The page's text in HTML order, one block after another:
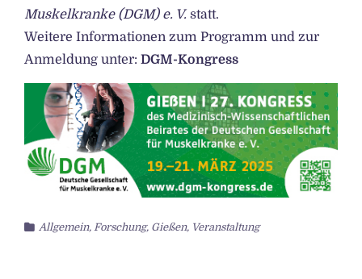
Muskelkranke (DGM) e. V.statt.
Weitere Informationen zum Programm und zur
Anmeldung unter: DGM-Kongress
Allgemein, Forschung, Gießen, Veranstaltung